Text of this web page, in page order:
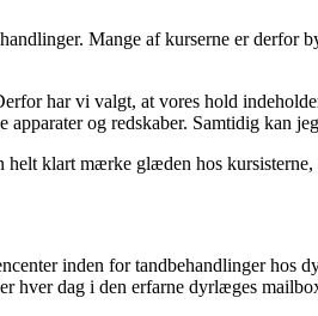
Mange af kurserne er
har vi valgt, at vores hold
apparater og redskaber. Samtidig
klart mærke glæden hos
inden for tandbehandlinger
hver dag i den erfarne dyrlæges